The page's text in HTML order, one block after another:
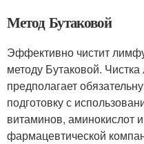
Метод Бутаковой
Эффективно чистит
методу Бутаковой.
предполагает
подготовку с
витаминов, аминокислот
фармацевтической